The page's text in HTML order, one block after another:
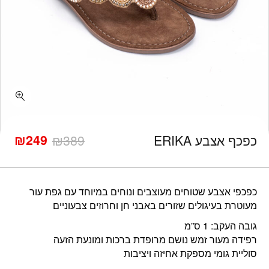
כפכף אצבע ERIKA ₪389
המחיר
המקורי
₪389.
₪249 המחיר
הנוכחי
₪249.
כפכפי אצבע שטוחים מעוצבים ונוחים במיוחד עם גפת עור
מעוטרת בעיגולים שזורים באבני חן וחרוזים צבעוניים
גובה העקב: 1 ס”מ
רפידה מעור זמש נושם מרופדת ברכות ומונעת הזעה
סוליית גומי מספקת אחיזה ויציבות